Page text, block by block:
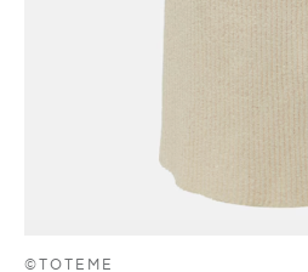
©TOTEME